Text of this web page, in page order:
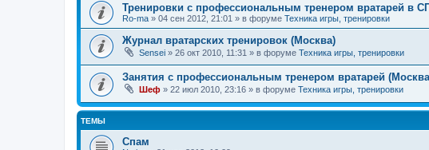
Тренировки с профессиональным тренером вратарей в
Ro-ma » 04 сен 2012, 21:01 » в форуме Техника игры, тренировки
Журнал вратарских тренировок (Москва)
Sensei » 26 окт 2010, 11:31 » в форуме Техника игры, тренировки
Занятия с профессиональным тренером вратарей
Шеф » 22 июл 2010, 23:16 » в форуме Техника игры, тренировки
ТЕМЫ
Спам